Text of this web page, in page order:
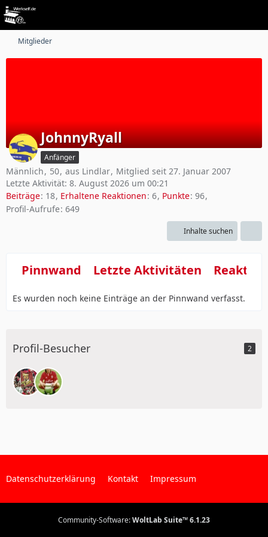
Mitglieder
JohnnyRyall
Anfänger
Männlich 50 aus Lindlar Mitglied seit 27. Januar 2007
Letzte Aktivität: 8. August 2026 um 00:21
Beiträge 18 Erhaltene Reaktionen 6 Punkte 96
Profil-Aufrufe 649
Inhalte suchen
Pinnwand Letzte Aktivitäten
Es wurden noch keine Einträge an der Pinnwand verfasst.
Profil-Besucher 2
Datenschutzerklärung Kontakt Impressum
Community-Software:WoltLab Suite™ 6.1.23